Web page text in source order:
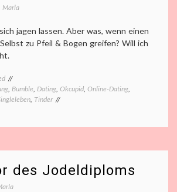
Marla
jagen lassen. Aber was, wenn einen
zu Pfeil & Bogen greifen? Will ich
, Bumble, Dating, Okcupid, Online-Dating,
, Tinder
des Jodeldiploms